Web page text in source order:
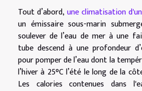
Tout d’abord,une climatisation
un émissaire sous-marin
soulever de l’eau de mer à une
tube descend à une profondeur
pour pomper de l’eau dont la
l’hiver à 25°C l’été le long de la
Les calories contenues dans